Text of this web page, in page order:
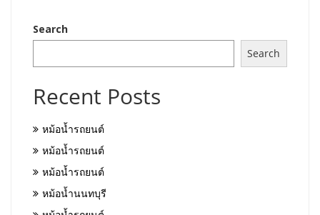
Search
Search
Recent Posts
หม้อน้ำรถยนต์
หม้อน้ำรถยนต์
หม้อน้ำรถยนต์
หม้อน้ำนนทบุรี